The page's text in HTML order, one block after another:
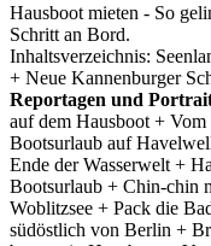
Hausboot mieten - So
Schritt an Bord.
Inhaltsverzeichnis:
+ Neue Kannenburger
Reportagen und
auf dem Hausboot +
Bootsurlaub auf
Ende der Wasserwelt +
Bootsurlaub + Chin-chin
Woblitzsee + Pack die
südöstlich von Berlin +